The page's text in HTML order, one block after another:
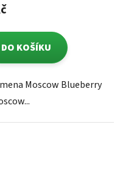
DO KOŠÍKU
Moscow Blueberry